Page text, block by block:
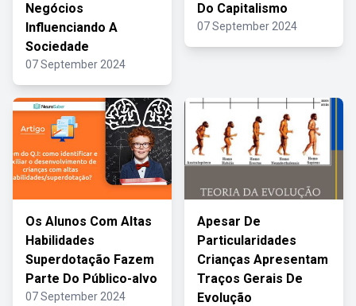
Negócios
Influenciando A
Sociedade
07 September 2024
Do Capitalismo
07 September 2024
Os Alunos Com Altas
Habilidades
Superdotação Fazem
Parte Do Público-alvo
07 September 2024
Apesar De
Particularidades
Crianças Apresentam
Traços Gerais De
Evolução